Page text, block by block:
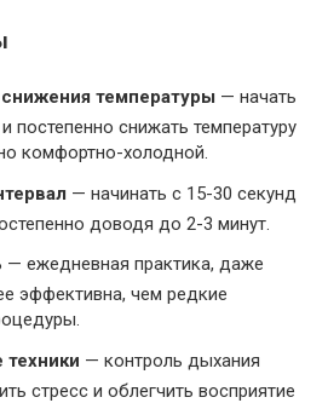
температуры — начать
постепенно снижать температуру
комфортно-холодной.
— начинать с 15-30 секунд
доводя до 2-3 минут.
— ежедневная практика, даже
эффективна, чем редкие
— контроль дыхания
стресс и облегчить восприятие